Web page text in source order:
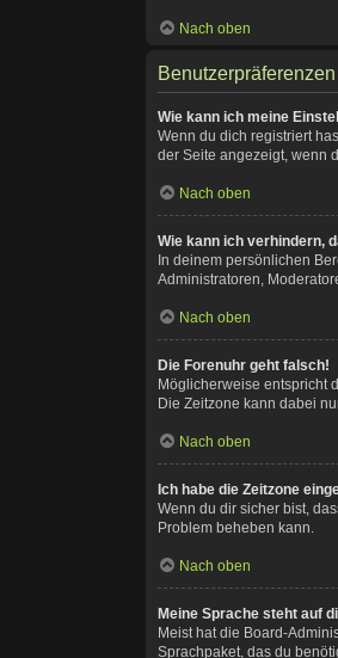
Nach oben
Wie kann ich meine
Wenn du dich registriert
der Seite angezeigt, wenn
Nach oben
Wie kann ich verhindern,
In deinem persönlichen
Administratoren,
Nach oben
Die Forenuhr geht falsch!
Möglicherweise entspricht
Die Zeitzone kann dabei
Nach oben
Ich habe die Zeitzone
Wenn du dir sicher bist,
Problem beheben kann.
Nach oben
Meine Sprache steht auf
Meist hat die Board-
Sprachpaket, das du